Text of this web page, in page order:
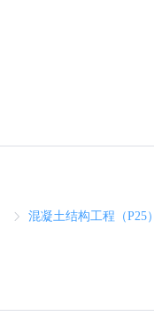
混凝土结构工程（P25）